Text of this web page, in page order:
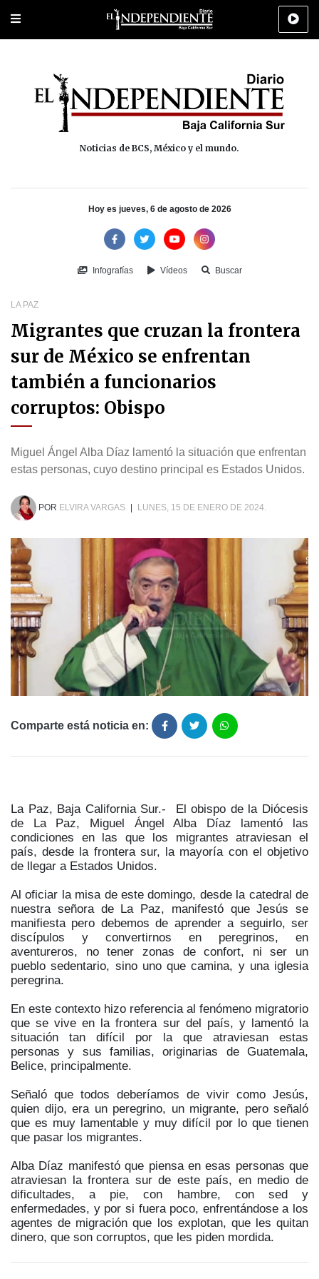
Portada Los Cabos Policiaca Deportes Cultura
Noticias de BCS, México y el mundo.
Hoy es jueves, 6 de agosto de 2026
Infografías Vídeos Buscar
LA PAZ
Migrantes que cruzan la frontera
sur de México se enfrentan
también a funcionarios
corruptos: Obispo
Miguel Ángel Alba Díaz lamentó la situación que enfrentan
estas personas, cuyo destino principal es Estados Unidos.
POR ELVIRA VARGAS LUNES, 15 DE ENERO DE 2024.
Comparte está noticia en:
La Paz, Baja California Sur.- El obispo de la Diócesis
de La Paz, Miguel Ángel Alba Díaz lamentó las
condiciones en las que los migrantes atraviesan el
país, desde la frontera sur, la mayoría con el objetivo
de llegar a Estados Unidos.
Al oficiar la misa de este domingo, desde la catedral de
nuestra señora de La Paz, manifestó que Jesús se
manifiesta pero debemos de aprender a seguirlo, ser
discípulos y convertirnos en peregrinos, en
aventureros, no tener zonas de confort, ni ser un
pueblo sedentario, sino uno que camina, y una iglesia
peregrina.
En este contexto hizo referencia al fenómeno migratorio
que se vive en la frontera sur del país, y lamentó la
situación tan difícil por la que atraviesan estas
personas y sus familias, originarias de Guatemala,
Belice, principalmente.
Señaló que todos deberíamos de vivir como Jesús,
quien dijo, era un peregrino, un migrante, pero señaló
que es muy lamentable y muy difícil por lo que tienen
que pasar los migrantes.
Alba Díaz manifestó que piensa en esas personas que
atraviesan la frontera sur de este país, en medio de
dificultades, a pie, con hambre, con sed y
enfermedades, y por si fuera poco, enfrentándose a los
agentes de migración que los explotan, que les quitan
dinero, que son corruptos, que les piden mordida.